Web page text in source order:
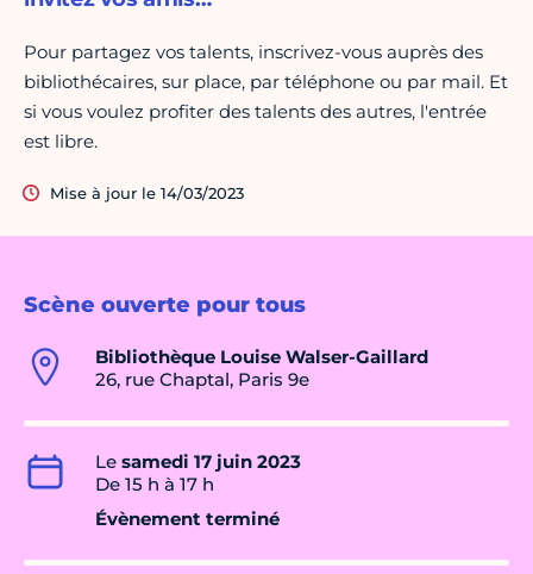
Scène ouverte pour tous
Bibliothèque Louise Walser-Gaillard
26, rue Chaptal, Paris 9e
Le samedi 17 juin 2023
De 15 h à 17 h
Évènement terminé
Pour partagez vos talents, inscrivez-vous auprès des
bibliothécaires, sur place, par téléphone ou par mail. Et
si vous voulez profiter des talents des autres, l'entrée
est libre.
Mise à jour le 14/03/2023